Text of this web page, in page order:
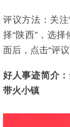
评议方法：关注
择“陕西”，选
面后，点击“评
好人事迹简介
带火小镇